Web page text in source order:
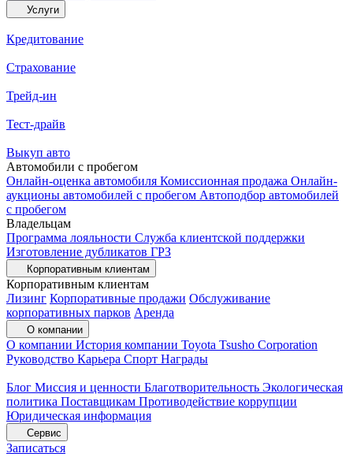
Услуги
Кредитование
Страхование
Трейд-ин
Тест-драйв
Выкуп авто
Автомобили с пробегом
Онлайн-оценка автомобиля Комиссионная продажа Онлайн-
аукционы автомобилей с пробегом Автоподбор автомобилей
с пробегом
Владельцам
Программа лояльности Служба клиентской поддержки
Изготовление дубликатов ГРЗ
Корпоративным клиентам
Корпоративным клиентам
Лизинг Корпоративные продажи Обслуживание
корпоративных парков Аренда
О компании
О компании История компании Toyota Tsusho Corporation
Руководство Карьера Спорт Награды
Блог Миссия и ценности Благотворительность Экологическая
политика Поставщикам Противодействие коррупции
Юридическая информация
Сервис
Записаться